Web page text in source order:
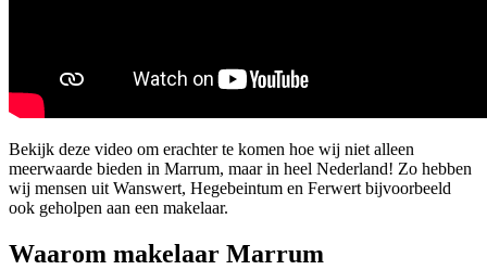
Bekijk deze video om erachter te komen hoe wij niet alleen
meerwaarde bieden in Marrum, maar in heel Nederland! Zo hebben
wij mensen uit Wanswert, Hegebeintum en Ferwert bijvoorbeeld
ook geholpen aan een makelaar.
Waarom makelaar Marrum